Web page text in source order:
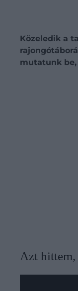
Közeledik a
mutatunk
Azt